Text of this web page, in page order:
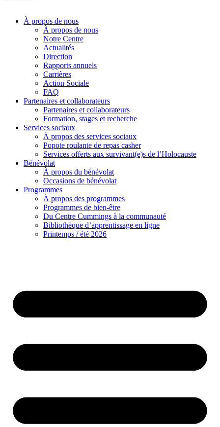
À propos de nous
À propos de nous
Notre Centre
Actualités
Direction
Rapports annuels
Carrières
Action Sociale
FAQ
Partenaires et collaborateurs
Partenaires et collaborateurs
Formation, stages et recherche
Services sociaux
À propos des services sociaux
Popote roulante de repas casher
Services offerts aux survivant(e)s de l’Holocauste
Bénévolat
À propos du bénévolat
Occasions de bénévolat
Programmes
À propos des programmes
Programmes de bien-être
Du Centre Cummings à la communauté
Bibliothèque d’apprentissage en ligne
Printemps / été 2026